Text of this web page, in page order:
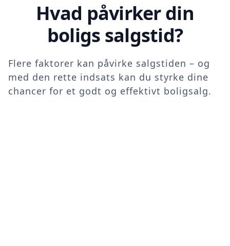
Hvad påvirker din
boligs salgstid?
Flere faktorer kan påvirke salgstiden – og
med den rette indsats kan du styrke dine
chancer for et godt og effektivt boligsalg.